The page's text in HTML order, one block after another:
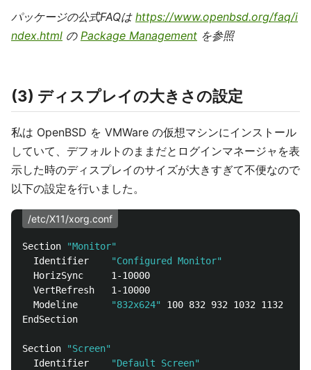
パッケージの公式FAQは https://www.openbsd.org/faq/i
ndex.html の Package Management を参照
(3) ディスプレイの大きさの設定
私は OpenBSD を VMWare の仮想マシンにインストール
していて、デフォルトのままだとログインマネージャを表
示した時のディスプレイのサイズが大きすぎて不便なので
以下の設定を行いました。
/etc/X11/xorg.conf
Section
"Monitor"
  Identifier
"Configured Monitor"
  HorizSync     1-10000
  VertRefresh   1-10000
  Modeline
"832x624"
100 832 932 1032 1132
EndSection
Section
"Screen"
  Identifier
"Default Screen"